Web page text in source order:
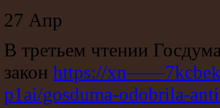
27 Апр
В третьем чтении
закон https://
p1ai/gosduma-odobrila-